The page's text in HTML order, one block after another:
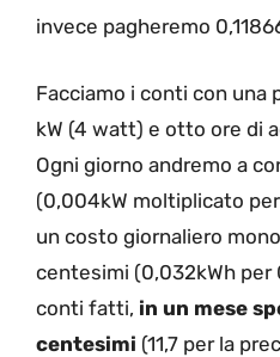
invece pagheremo
Facciamo i conti con una
kW (4 watt) e otto ore di
Ogni giorno andremo a
(0,004kW moltiplicato
un costo giornaliero
centesimi (0,032kWh per
conti fatti, in un mese
centesimi (11,7 per la